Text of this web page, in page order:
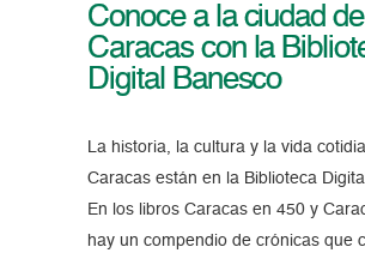
Conoce a la ciudad de
Caracas con la
Digital Banesco
La historia, la cultura y la vida
Caracas están en la Biblioteca
En los libros Caracas en 450 y
hay un compendio de crónicas que